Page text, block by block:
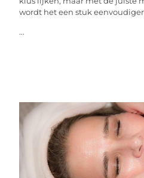
wordt het een stuk
...